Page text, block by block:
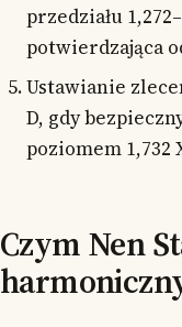
przedziału
potwierdzająca
Ustawianie
D, gdy
poziomem 1,732
Czym Nen